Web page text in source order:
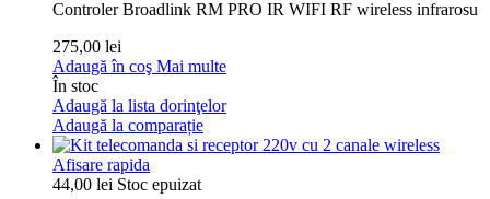
Controler Broadlink RM PRO IR WIFI RF wireless infrarosu
275,00 lei
Adaugă în coş Mai multe
În stoc
Adaugă la lista dorinţelor
Adaugă la comparație
Afisare rapida
44,00 lei Stoc epuizat